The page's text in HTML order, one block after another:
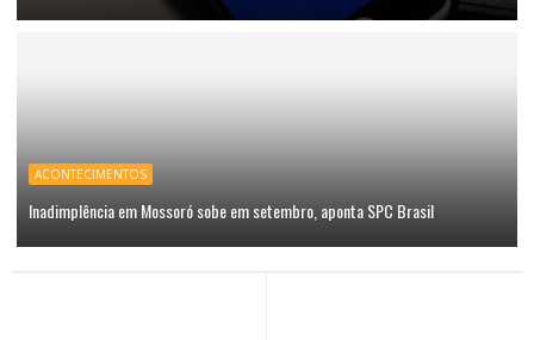
ACONTECIMENTOS
Inadimplência em Mossoró sobe em setembro, aponta SPC Brasil